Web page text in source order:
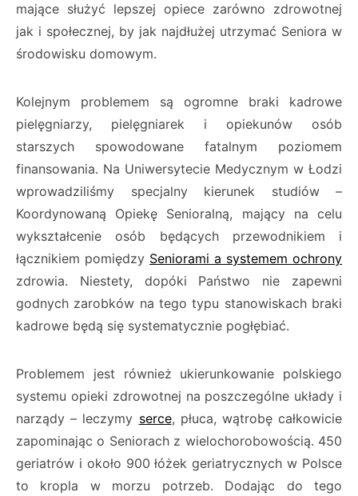
mające służyć lepszej opiece zarówno zdrowotnej
jak i społecznej, by jak najdłużej utrzymać Seniora w
środowisku domowym.
Kolejnym problemem są ogromne braki kadrowe
pielęgniarzy, pielęgniarek i opiekunów osób
starszych spowodowane fatalnym poziomem
finansowania. Na Uniwersytecie Medycznym w Łodzi
wprowadziliśmy specjalny kierunek studiów –
Koordynowaną Opiekę Senioralną, mający na celu
wykształcenie osób będących przewodnikiem i
łącznikiem pomiędzy Seniorami a systemem ochrony
zdrowia. Niestety, dopóki Państwo nie zapewni
godnych zarobków na tego typu stanowiskach braki
kadrowe będą się systematycznie pogłębiać.
Problemem jest również ukierunkowanie polskiego
systemu opieki zdrowotnej na poszczególne układy i
narządy – leczymy serce, płuca, wątrobę całkowicie
zapominając o Seniorach z wielochorobowością. 450
geriatrów i około 900 łóżek geriatrycznych w Polsce
to kropla w morzu potrzeb. Dodając do tego